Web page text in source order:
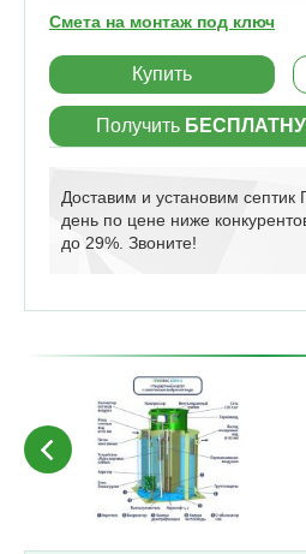
Смета на монтаж под ключ
Купить
Получить
Доставим и установим
день по цене ниже
до 29%. Звоните!